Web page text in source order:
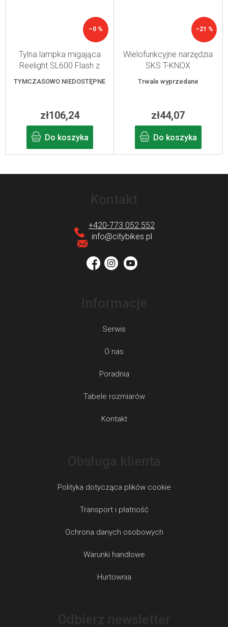
–0 %
Tylna lampka migająca
Reelight SL600 Flash z
TYMCZASOWO NIEDOSTĘPNE
zł106,24
Do koszyka
–21 %
Wielofunkcyjne narzędzia
SKS T-KNOX
Trwale wyprzedane
zł44,07
Do koszyka
info@citybikes.pl
+420-773 052 552
Serwis
O nas
Poradnia
Tabele rozmiarów
Kontakt
Polityka dotycząca plików cookie
Transport i płatność
Ochrona danych osobowych
Warunki handlowe
Hurtownia